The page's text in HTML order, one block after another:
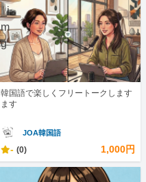
韓国語で楽しくフリートークします
ます
JOA韓国語
- (0) 1,000円